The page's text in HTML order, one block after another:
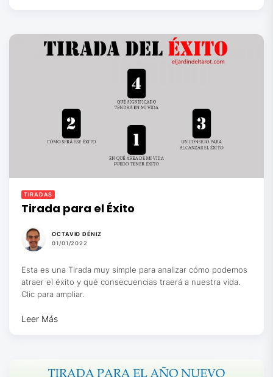
TIRADAS
Tirada para el Éxito
OCTAVIO DÉNIZ
01/01/2022
Esta es una Tirada muy simple para analizar cómo podemos
atraer el éxito y qué consecuencias traerá a nuestra vida.
Clic para ampliar.
Leer Más